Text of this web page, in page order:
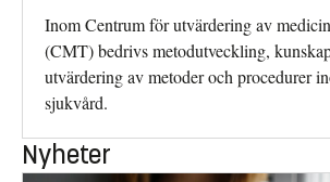
Inom Centrum för utvärdering av
(CMT) bedrivs metodutveckling,
utvärdering av metoder och procedurer
sjukvård.
Nyheter